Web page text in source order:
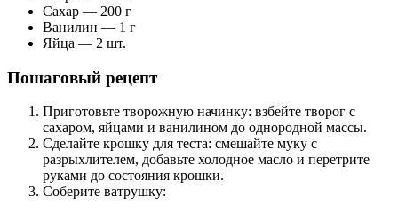
Сахар — 200 г
Ванилин — 1 г
Яйца — 2 шт.
Пошаговый рецепт
Приготовьте творожную начинку: взбейте творог с
сахаром, яйцами и ванилином до однородной массы.
Сделайте крошку для теста: смешайте муку с
разрыхлителем, добавьте холодное масло и перетрите
руками до состояния крошки.
Соберите ватрушку: